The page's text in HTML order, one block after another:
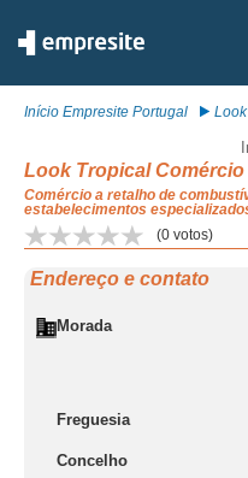
Início Empresite Portugal
Look Tropical
Comércio a retalho de
estabelecimentos
(0 votos)
Endereço e contato
Morada
Freguesia
Concelho